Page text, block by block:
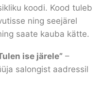
koodi. Kood tuleb
ning seejärel
saate kauba kätte.
ise järele” –
salongist aadressil